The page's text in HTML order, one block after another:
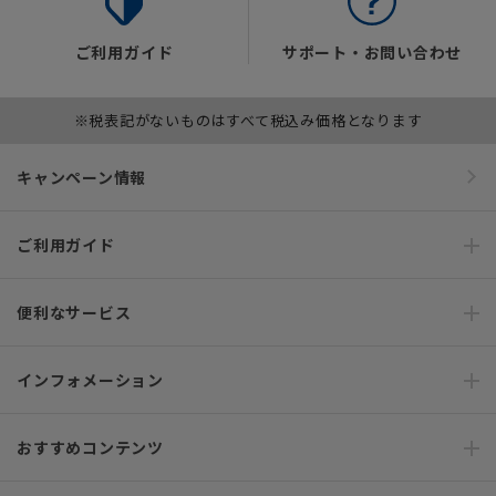
ご利用ガイド サポート・お問い合わせ
※税表記がないものはすべて税込み価格となります
キャンペーン情報
ご利用ガイド
便利なサービス
インフォメーション
おすすめコンテンツ